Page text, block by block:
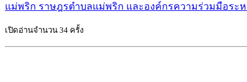
แม่พริก ราษฎรตำบลแม่พริก และองค์กรความร่วมมือระห
เปิดอ่านจำนวน 34 ครั้ง